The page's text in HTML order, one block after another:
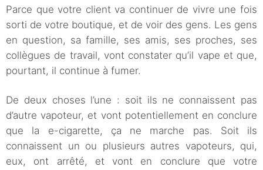
Parce que votre client va continuer de vivre une fois
sorti de votre boutique, et de voir des gens. Les gens
en question, sa famille, ses amis, ses proches, ses
collègues de travail, vont constater qu’il vape et que,
pourtant, il continue à fumer.
De deux choses l’une : soit ils ne connaissent pas
d’autre vapoteur, et vont potentiellement en conclure
que la e-cigarette, ça ne marche pas. Soit ils
connaissent un ou plusieurs autres vapoteurs, qui,
eux, ont arrêté, et vont en conclure que votre